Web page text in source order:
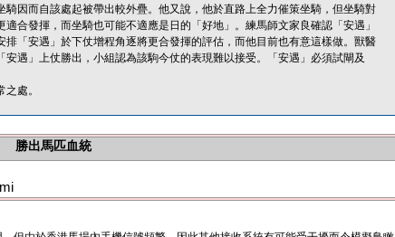
因而自該處起被帶出較外疊。他又說，他於直路上全力催策坐騎，但坐騎對
合發揮，而坐騎也可能不適應是日的「好地」。練馬師文家良確認「安遇」
「安遇」於下仗增程角逐將更合發揮的評估，而他目前也有意這樣做。獸醫
遇」上仗勝出，小組認為該駒今仗的表現難以接受。「安遇」必須試閘及
處。
勝出馬匹血統